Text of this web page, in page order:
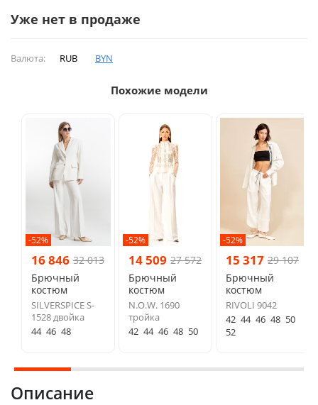
Уже нет в продаже
Валюта: RUB BYN
Похожие модели
-52%
16 846 32 013
Брючный
костюм
SILVERSPICE S-
1528 двойка
44 46 48
-52%
14 509 27 572
Брючный
костюм
N.O.W. 1690
тройка
42 44 46 48 50
-52%
15 317 29 107
Брючный
костюм
RIVOLI 9042
42 44 46 48 50
52
Описание